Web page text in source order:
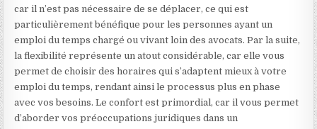
car il n’est pas nécessaire de se déplacer, ce qui est
particulièrement bénéfique pour les personnes ayant un
emploi du temps chargé ou vivant loin des avocats. Par la suite,
la flexibilité représente un atout considérable, car elle vous
permet de choisir des horaires qui s’adaptent mieux à votre
emploi du temps, rendant ainsi le processus plus en phase
avec vos besoins. Le confort est primordial, car il vous permet
d’aborder vos préoccupations juridiques dans un